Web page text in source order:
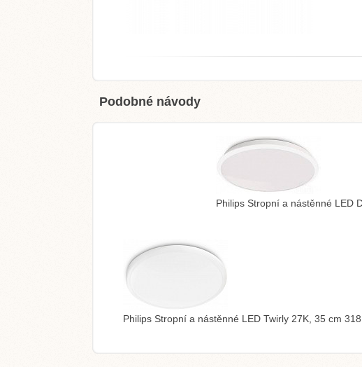
Podobné návody
Philips Stropní a nástěnné LED
Philips Stropní a nástěnné LED Twirly 27K, 35 cm